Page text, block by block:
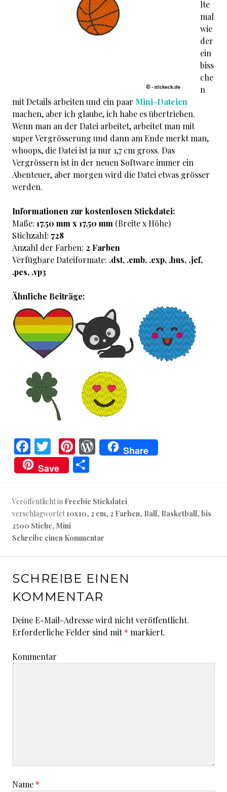
lte
mal
wie
der
ein
biss
che
n
mit Details arbeiten und ein paar Mini-Dateien
machen, aber ich glaube, ich habe es übertrieben.
Wenn man an der Datei arbeitet, arbeitet man mit
super Vergrösserung und dann am Ende merkt man,
whoops, die Datei ist ja nur 1,7 cm gross. Das
Vergrössern ist in der neuen Software immer ein
Abenteuer, aber morgen wird die Datei etwas grösser
werden.
Informationen zur kostenlosen Stickdatei:
Maße: 17,50 mm x 17,50 mm (Breite x Höhe)
Stichzahl: 728
Anzahl der Farben: 2 Farben
Verfügbare Dateiformate: .dst, .emb, .exp, .hus, .jef,
.pes, .vp3
Ähnliche Beiträge:
F
a
ce
b
o
o
k
T
w
it
te
r
Pi
nt
er
es
t
W
o
d
P
ss
Share
Save
le
n
Veröffentlicht in Freebie Stickdatei
verschlagwortet10x10, 2 cm, 2 Farben, Ball, Basketball, bis
2500 Stiche, Mini
Schreibe einen Kommentar
SCHREIBE EINEN
KOMMENTAR
Deine E-Mail-Adresse wird nicht veröffentlicht.
Erforderliche Felder sind mit* markiert.
Kommentar
Name *